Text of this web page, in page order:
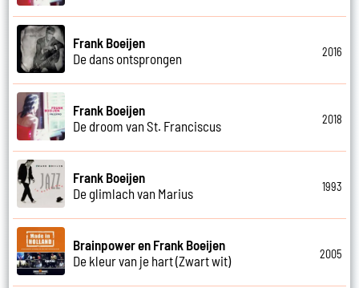
Frank Boeijen
De dans ontsprongen
2016
Frank Boeijen
De droom van St. Franciscus
2018
Frank Boeijen
De glimlach van Marius
1993
Brainpower en Frank Boeijen
De kleur van je hart (Zwart wit)
2005